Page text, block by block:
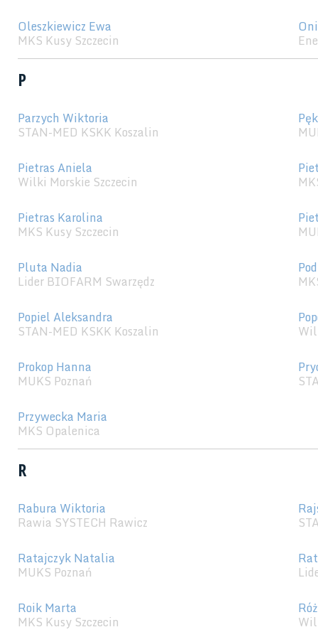
Oleszkiewicz Ewa
MKS Kusy Szczecin
P
Parzych Wiktoria
STAN-MED KSKK Koszalin
Pietras Aniela
Wilki Morskie Szczecin
Pietras Karolina
MKS Kusy Szczecin
Pluta Nadia
Lider BIOFARM Swarzędz
Popiel Aleksandra
STAN-MED KSKK Koszalin
Prokop Hanna
MUKS Poznań
Przywecka Maria
MKS Opalenica
R
Rabura Wiktoria
Rawia SYSTECH Rawicz
Ratajczyk Natalia
MUKS Poznań
Roik Marta
MKS Kusy Szczecin